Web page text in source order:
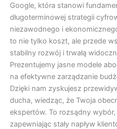
Google, która stanowi
długoterminowej strategii
niezawodnego i
to nie tylko koszt, ale przede
stabilny rozwój i trwałą
Prezentujemy jasne modele
na efektywne zarządzanie
Dzięki nam zyskujesz
ducha, wiedząc, że Twoja
ekspertów. To rozsądny
zapewniając stały napływ